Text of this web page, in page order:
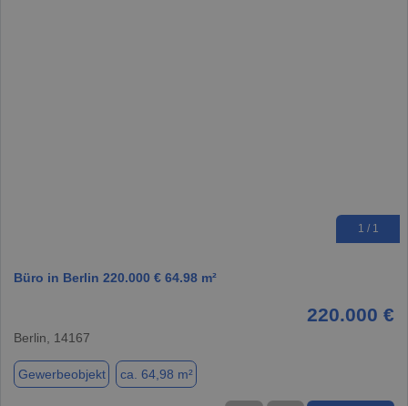
1 / 1
Büro in Berlin 220.000 € 64.98 m²
220.000 €
Berlin, 14167
Gewerbeobjekt ca. 64,98 m²